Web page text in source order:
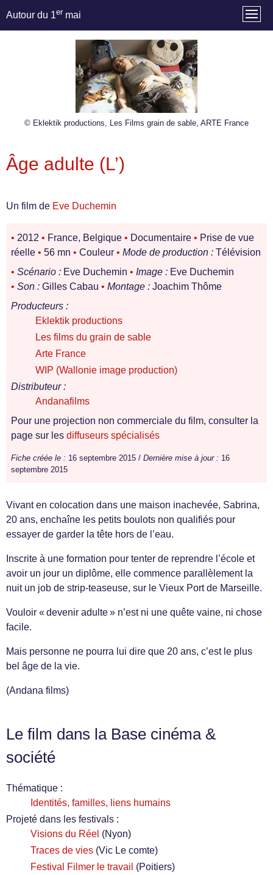
Autour du 1er mai
© Eklektik productions, Les Films grain de sable, ARTE France
Âge adulte (L’)
Un film de Eve Duchemin
• 2012 • France, Belgique • Documentaire • Prise de vue
réelle • 56 mn • Couleur • Mode de production : Télévision
• Scénario : Eve Duchemin • Image : Eve Duchemin
• Son : Gilles Cabau • Montage : Joachim Thôme
Producteurs :
Eklektik productions
Les films du grain de sable
Arte France
WIP (Wallonie image production)
Distributeur :
Andanafilms
Pour une projection non commerciale du film, consulter la
page sur les diffuseurs spécialisés
Fiche créée le : 16 septembre 2015 / Dernière mise à jour : 16
septembre 2015
Vivant en colocation dans une maison inachevée, Sabrina,
20 ans, enchaîne les petits boulots non qualifiés pour
essayer de garder la tête hors de l’eau.
Inscrite à une formation pour tenter de reprendre l’école et
avoir un jour un diplôme, elle commence parallèlement la
nuit un job de strip-teaseuse, sur le Vieux Port de Marseille.
Vouloir « devenir adulte » n’est ni une quête vaine, ni chose
facile.
Mais personne ne pourra lui dire que 20 ans, c’est le plus
bel âge de la vie.
(Andana films)
Le film dans la Base cinéma &
société
Thématique :
Identités, familles, liens humains
Projeté dans les festivals :
Visions du Réel (Nyon)
Traces de vies (Vic Le comte)
Festival Filmer le travail (Poitiers)